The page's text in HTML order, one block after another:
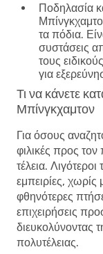
Ποδηλασία
τα πόδια.
συστάσεις
τους
για
Τι να κάνετε
Μπίνγκχαμτον
Για όσους
φιλικές προς
τέλεια.
εμπειρίες, χωρίς
φθηνότερες
επιχειρήσεις
διευκολύνοντας
πολυτέλειας.